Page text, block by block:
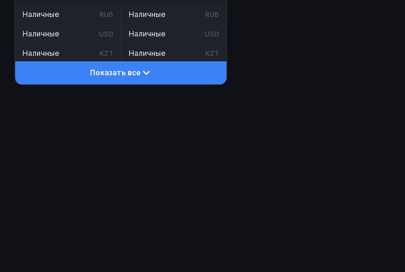
Наличные RUB
Наличные USD
Наличные KZT
Наличные RUB
Наличные USD
Наличные KZT
Показать все